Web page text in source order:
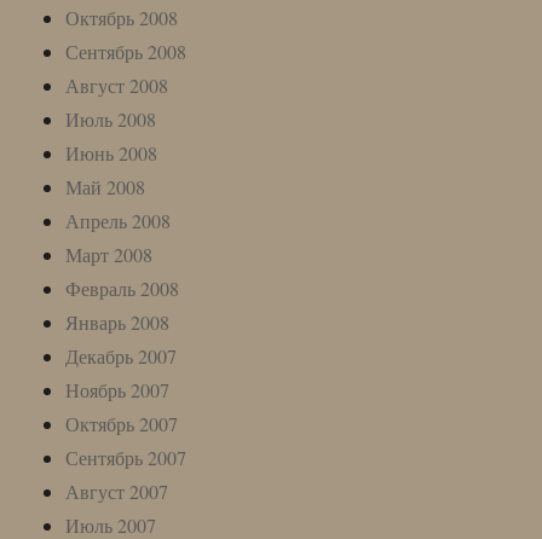
Октябрь 2008
Сентябрь 2008
Август 2008
Июль 2008
Июнь 2008
Май 2008
Апрель 2008
Март 2008
Февраль 2008
Январь 2008
Декабрь 2007
Ноябрь 2007
Октябрь 2007
Сентябрь 2007
Август 2007
Июль 2007